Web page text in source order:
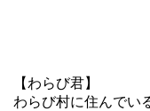
【わらび君】
わらび村に住んでい